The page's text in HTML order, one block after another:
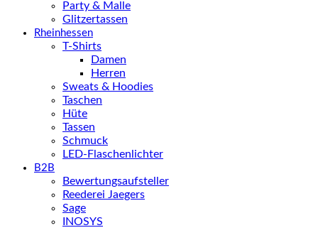
Party & Malle
Glitzertassen
Rheinhessen
T-Shirts
Damen
Herren
Sweats & Hoodies
Taschen
Hüte
Tassen
Schmuck
LED-Flaschenlichter
B2B
Bewertungsaufsteller
Reederei Jaegers
Sage
INOSYS